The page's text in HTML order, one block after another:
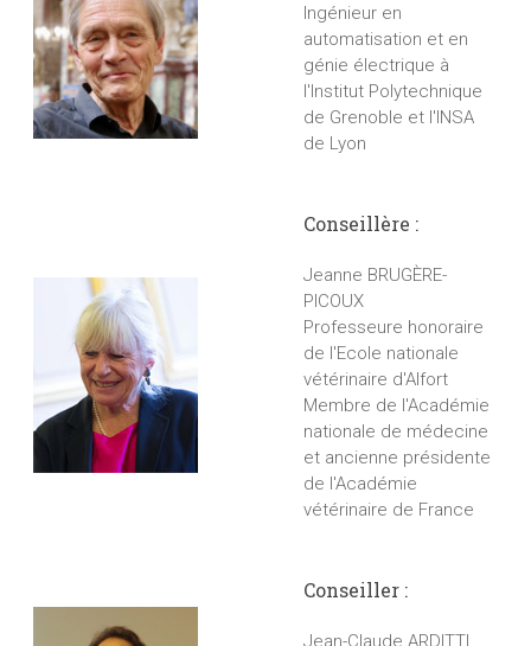
Ingénieur en
automatisation et en
génie électrique à
l'Institut Polytechnique
de Grenoble et l'INSA
de Lyon
Conseillère :
Jeanne BRUGÈRE-
PICOUX
Professeure honoraire
de l'Ecole nationale
vétérinaire d'Alfort
Membre de l'Académie
nationale de médecine
et ancienne présidente
de l'Académie
vétérinaire de France
Conseiller :
Jean-Claude ARDITTI